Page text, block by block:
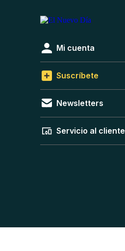
Mi cuenta
Suscríbete
Newsletters
Servicio al cliente